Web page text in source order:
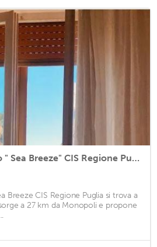
Intero appartamento " Sea Breeze" CIS Regione Puglia
Breeze CIS Regione Puglia si trova a
a 27 km da Monopoli e propone